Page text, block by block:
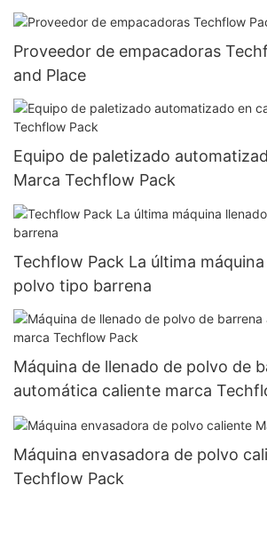
personalizadas | Paquete de flujo
Proveedor de empacadoras
and Place
Equipo de paletizado
Marca Techflow Pack
Techflow Pack La última
polvo tipo barrena
Máquina de llenado de polvo de
automática caliente marca
Máquina envasadora de polvo
Techflow Pack